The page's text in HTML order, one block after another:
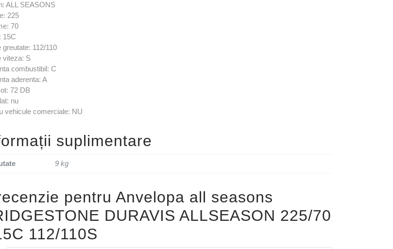
ALL SEASONS
225
70
15C
greutate: 112/110
viteza: S
combustibil: C
aderenta: A
72 DB
nu
vehicule comerciale: NU
suplimentare
9 kg
pentru Anvelopa all seasons
DURAVIS ALLSEASON 225/70
112/110S